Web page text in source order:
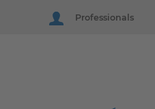
Professionals